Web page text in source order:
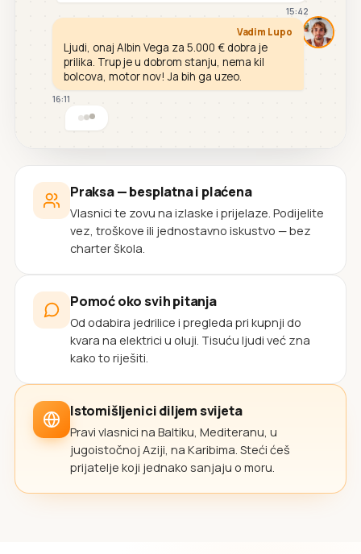
15:42
Vadim Lupo
Ljudi, onaj Albin Vega za 5.000 € dobra je
prilika. Trup je u dobrom stanju, nema kil
bolcova, motor nov! Ja bih ga uzeo.
16:11
Praksa — besplatna i plaćena
Vlasnici te zovu na izlaske i prijelaze. Podijelite
vez, troškove ili jednostavno iskustvo — bez
charter škola.
Pomoć oko svih pitanja
Od odabira jedrilice i pregleda pri kupnji do
kvara na elektrici u oluji. Tisuću ljudi već zna
kako to riješiti.
Istomišljenici diljem svijeta
Pravi vlasnici na Baltiku, Mediteranu, u
jugoistočnoj Aziji, na Karibima. Steći ćeš
prijatelje koji jednako sanjaju o moru.